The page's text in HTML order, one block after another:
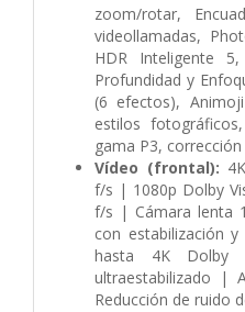
zoom/rotar,
videollamadas,
HDR Inteligente
Profundidad y
(6 efectos),
estilos
gama P3,
Vídeo (frontal):
f/s | 1080p Dolby
f/s | Cámara lenta
con estabilización
hasta 4K
ultraestabilizado |
Reducción de ruido